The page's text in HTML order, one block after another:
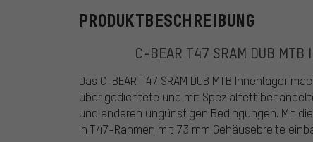
PRODUKTBESCHREIBUNG
C-BEAR T47 SRAM DUB
Das C-BEAR T47 SRAM DUB MTB Innenlager
über gedichtete und mit Spezialfett
und anderen ungünstigen Bedingungen. Mit
in T47-Rahmen mit 73 mm Gehäusebreite